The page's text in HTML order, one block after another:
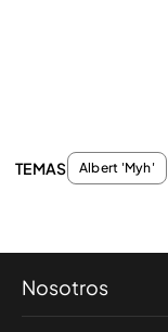
TEMAS Albert 'Myh'
Nosotros